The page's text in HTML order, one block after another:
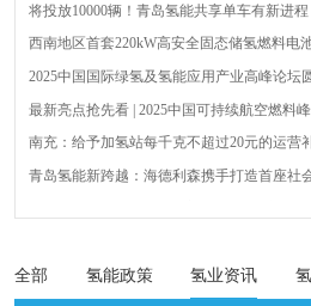
将投放10000辆！青岛氢能共享单车有新进程
西南地区首套220kW高安全固态储氢燃料电
2025中国国际绿氢及氢能应用产业高峰论坛
最新亮点抢先看 | 2025中国可持续航空燃料
南充：给予加氢站每千克不超过20元的运营
青岛氢能新跨越：海德利森携手打造首座社
荷兰氢能产业联盟到访天德工业装备，与市
产业发展举办交流会
全部 氢能政策 氢业资讯